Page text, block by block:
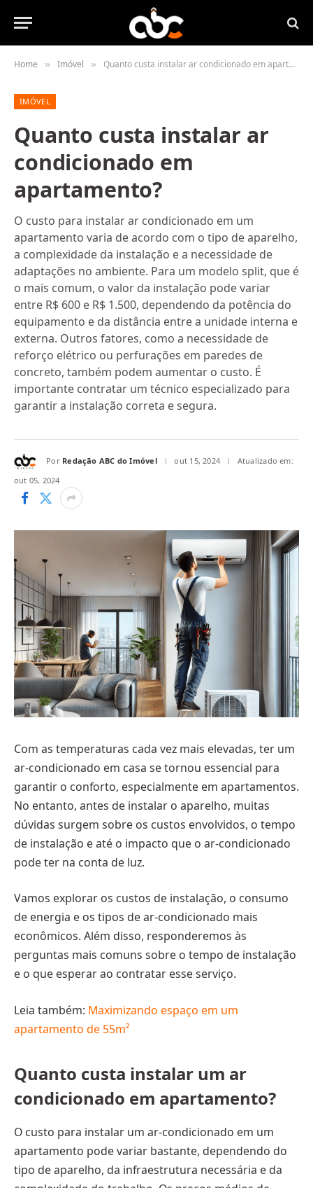
Home » Imóvel » Quanto custa instalar ar condicionado em apartamento?
IMÓVEL
Quanto custa instalar ar
condicionado em
apartamento?
O custo para instalar ar condicionado em um
apartamento varia de acordo com o tipo de aparelho,
a complexidade da instalação e a necessidade de
adaptações no ambiente. Para um modelo split, que é
o mais comum, o valor da instalação pode variar
entre R$ 600 e R$ 1.500, dependendo da potência do
equipamento e da distância entre a unidade interna e
externa. Outros fatores, como a necessidade de
reforço elétrico ou perfurações em paredes de
concreto, também podem aumentar o custo. É
importante contratar um técnico especializado para
garantir a instalação correta e segura.
Por Redação ABC do Imóvel out 15, 2024
Atualizado em:
out 05, 2024
Com as temperaturas cada vez mais elevadas, ter um
ar-condicionado em casa se tornou essencial para
garantir o conforto, especialmente em apartamentos.
No entanto, antes de instalar o aparelho, muitas
dúvidas surgem sobre os custos envolvidos, o tempo
de instalação e até o impacto que o ar-condicionado
pode ter na conta de luz.
Vamos explorar os custos de instalação, o consumo
de energia e os tipos de ar-condicionado mais
econômicos. Além disso, responderemos às
perguntas mais comuns sobre o tempo de instalação
e o que esperar ao contratar esse serviço.
Leia também: Maximizando espaço em um
apartamento de 55m²
Quanto custa instalar um ar
condicionado em apartamento?
O custo para instalar um ar-condicionado em um
apartamento pode variar bastante, dependendo do
tipo de aparelho, da infraestrutura necessária e da